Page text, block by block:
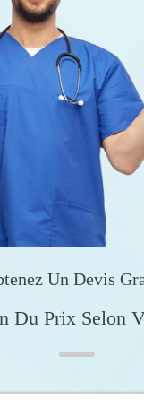
Un Devis
Du Prix Selon